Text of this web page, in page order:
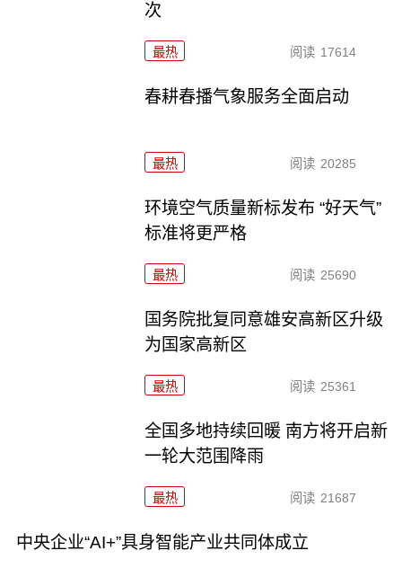
次
最热 阅读 17614
春耕春播气象服务全面启动
最热 阅读 20285
环境空气质量新标发布 “好天气”
标准将更严格
最热 阅读 25690
国务院批复同意雄安高新区升级
为国家高新区
最热 阅读 25361
全国多地持续回暖 南方将开启新
一轮大范围降雨
最热 阅读 21687
中央企业“AI+”具身智能产业共同体成立